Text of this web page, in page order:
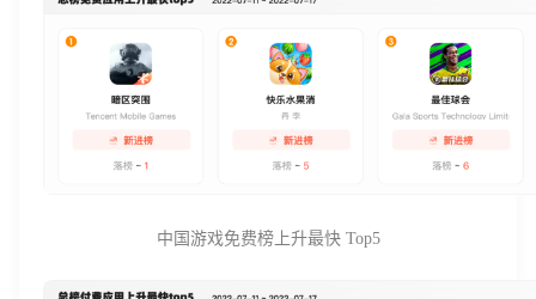
中国游戏免费榜上升最快 Top5